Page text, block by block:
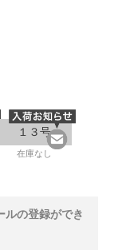
１３号
在庫なし
ルの登録ができ